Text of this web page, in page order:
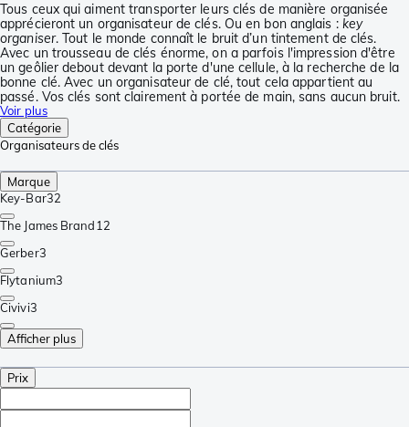
Tous ceux qui aiment transporter leurs clés de manière organisée
apprécieront un organisateur de clés. Ou en bon anglais : key
organiser. Tout le monde connaît le bruit d’un tintement de clés.
Avec un trousseau de clés énorme, on a parfois l'impression d'être
un geôlier debout devant la porte d'une cellule, à la recherche de la
bonne clé. Avec un organisateur de clé, tout cela appartient au
passé. Vos clés sont clairement à portée de main, sans aucun bruit.
Voir plus
Catégorie
Organisateurs de clés
Marque
Key-Bar32
The James Brand12
Gerber3
Flytanium3
Civivi3
Afficher plus
Prix